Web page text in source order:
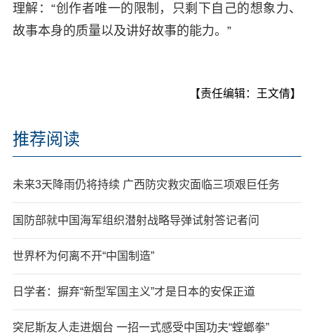
理解：“创作者唯一的限制，只剩下自己的想象力、
故事本身的质量以及讲好故事的能力。”
【责任编辑：王文倩】
推荐阅读
未来3天降雨仍将持续 广西防灾救灾面临三项艰巨任务
国防部就中国海军组织潜射战略导弹试射答记者问
世界杯为何离不开“中国制造”
日学者：摒弃“新型军国主义”才是日本的安保正道
突尼斯友人走进烟台 一招一式感受中国功夫“螳螂拳”